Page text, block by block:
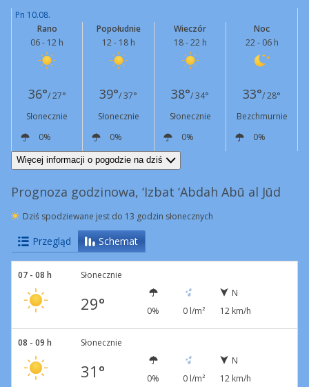
Pn 10.08.
Rano
06 - 12 h
Popołudnie
12 - 18 h
Wieczór
18 - 22 h
Noc
22 - 06 h
36°/ 27° 39°/ 37° 38°/ 34° 33°/ 28°
Słonecznie
Słonecznie Słonecznie
Bezchmurnie
0%
0% 0%
0%
N
11 km/h NW
13 km/h
Więcej informacji o pogodzie na dziś
Prognoza godzinowa, ‘Izbat ‘Abdah Abū al Jūd
Dziś spodziewane jest do 13 godzin słonecznych
Przegląd Schemat
07 - 08 h Słonecznie
29° 0% 0 l/m²
N
12 km/h
08 - 09 h Słonecznie
31° 0% 0 l/m²
N
12 km/h